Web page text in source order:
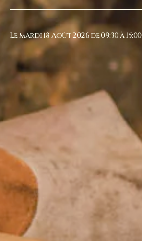
Le mardi 18 Août 2026 de 09:30 à 15:00